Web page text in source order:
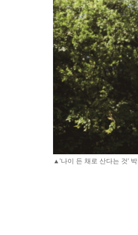
▲'나이 든 채로 산다는 것'